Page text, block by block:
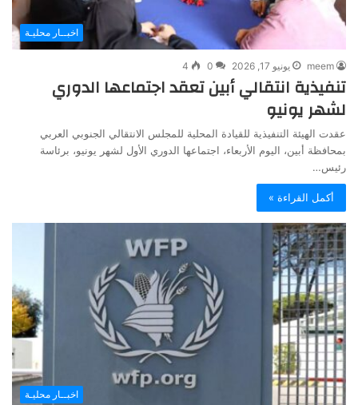
اخبــار محليـة
meem يونيو 17, 2026 0
4
تنفيذية انتقالي أبين تعقد اجتماعها الدوري
لشهر يونيو
عقدت الهيئة التنفيذية للقيادة المحلية للمجلس الانتقالي الجنوبي العربي
بمحافظة أبين، اليوم الأربعاء، اجتماعها الدوري الأول لشهر يونيو، برئاسة
رئيس…
أكمل القراءة »
اخبــار محليـة